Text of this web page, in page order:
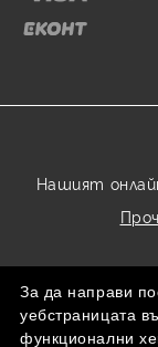
Нашият
За да направи
уебстраницата
функционални